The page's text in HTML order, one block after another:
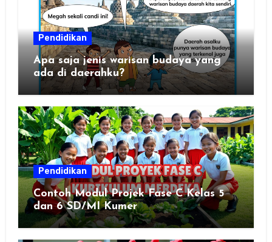
Pendidikan
Apa saja jenis warisan budaya yang
ada di daerahku?
Pendidikan
Contoh Modul Projek Fase C Kelas 5
dan 6 SD/MI Kumer